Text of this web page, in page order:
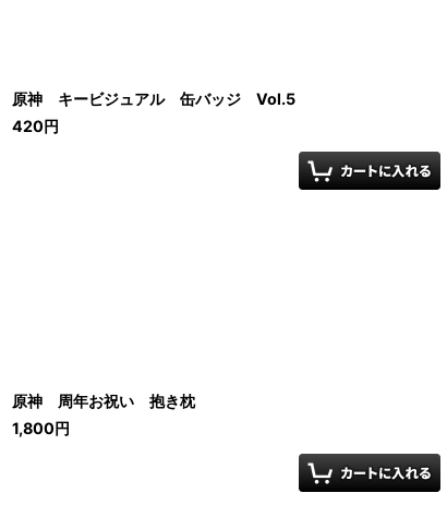
原神 キービジュアル 缶バッジ Vol.5
420円
原神 周年お祝い 抱き枕
1,800円